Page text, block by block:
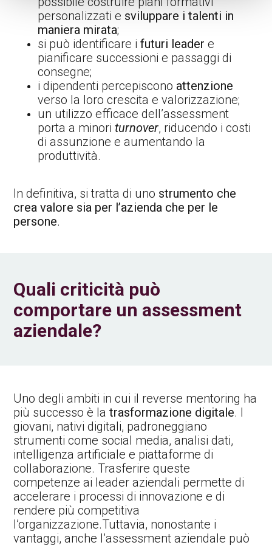
personalizzati e sviluppare i talenti in
maniera mirata;
si può identificare ifuturi leader e
pianificare successioni e passaggi di
consegne;
i dipendenti percepiscono attenzione
verso la loro crescita e valorizzazione;
un utilizzo efficace dell’assessment
porta a minoriturnover, riducendo i costi
di assunzione e aumentando la
produttività.
In definitiva, si tratta di uno strumento che
crea valore sia per l’azienda che per le
persone.
Quali criticità può
comportare un assessment
aziendale?
Uno degli ambiti in cui il reverse mentoring ha
più successo è latrasformazione digitale. I
giovani, nativi digitali, padroneggiano
strumenti come social media, analisi dati,
intelligenza artificiale e piattaforme di
collaborazione. Trasferire queste
competenze ai leader aziendali permette di
accelerare i processi di innovazione e di
rendere più competitiva
l’organizzazione.Tuttavia, nonostante i
vantaggi, anche l’assessment aziendale può